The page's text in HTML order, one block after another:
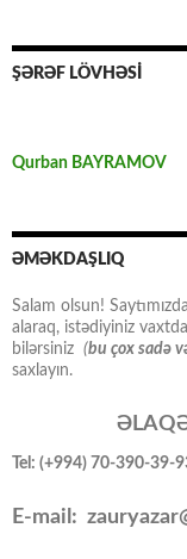
ŞƏRƏF LÖVHƏSİ
Qurban BAYRAMOV
ƏMƏKDAŞLIQ
Salam olsun!
alaraq, istədiyiniz
bilərsiniz (bu çox sadə
saxlayın.
Tel: (+994) 70-390-39-
E-mail: